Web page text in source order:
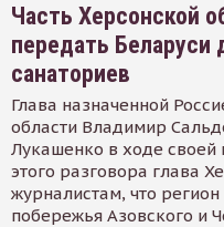
Часть Херсонской
передать Беларуси
санаториев
Глава назначенной
области Владимир
Лукашенко в ходе своей
этого разговора глава
журналистам, что
побережья Азовского и